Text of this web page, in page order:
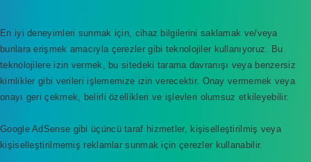
En iyi deneyimleri sunmak için, cihaz bilgilerini saklamak ve/veya
bunlara erişmek amacıyla çerezler gibi teknolojiler kullanıyoruz. Bu
teknolojilere izin vermek, bu sitedeki tarama davranışı veya benzersiz
kimlikler gibi verileri işlememize izin verecektir. Onay vermemek veya
onayı geri çekmek, belirli özellikleri ve işlevleri olumsuz etkileyebilir.
Google AdSense gibi üçüncü taraf hizmetler, kişiselleştirilmiş veya
kişiselleştirilmemiş reklamlar sunmak için çerezler kullanabilir.